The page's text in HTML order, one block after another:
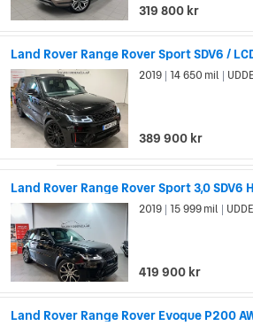
319 800 kr
2019 14 650 mil
389 900 kr
Land Rover Range Rover Sport 3,0 SDV6
2019 15 999 mil
419 900 kr